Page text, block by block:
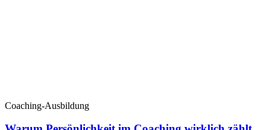
Coaching-Ausbildung